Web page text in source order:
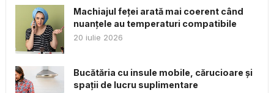
Machiajul feței arată mai coerent când
nuanțele au temperaturi compatibile
20 iulie 2026
Bucătăria cu insule mobile, cărucioare și
spații de lucru suplimentare